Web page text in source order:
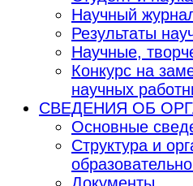
Научный
Результаты
Научные,
Конкурс на
научных
СВЕДЕНИЯ ОБ
Основные
Структура и